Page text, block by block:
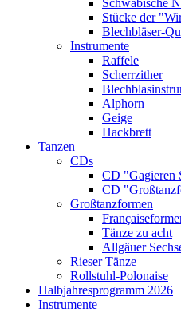
Schwäbische
Stücke der
Blechbläser-
Instrumente
Raffele
Scherrzither
Alphorn
Geige
Hackbrett
Tanzen
CDs
CD "Gagieren
CD
Großtanzformen
Tänze zu acht
Allgäuer
Rieser Tänze
Rollstuhl-Polonaise
Halbjahresprogramm 2026
Instrumente